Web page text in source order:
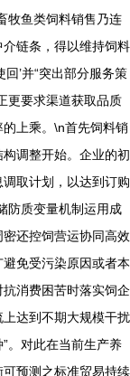
牧鱼类饲料销售乃连
链条，得以维持饲料
’并“突出部分服务策
更要求渠道获取品质
上乘。\n首先饲料销
调整开始。企业的初
取计划，以达到订购
防质变量机制运用成
还控饲营运协同高效
免受污染原因或者本
消费困苦时落实饲企
达到不期大规模干扰
。对此在当前生产养
预测之标准贸易持续